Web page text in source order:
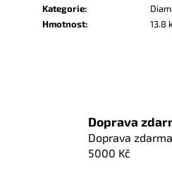
cena:
Kategorie:
Hmotnost: 13.8
Doprava
Doprava
5000 Kč